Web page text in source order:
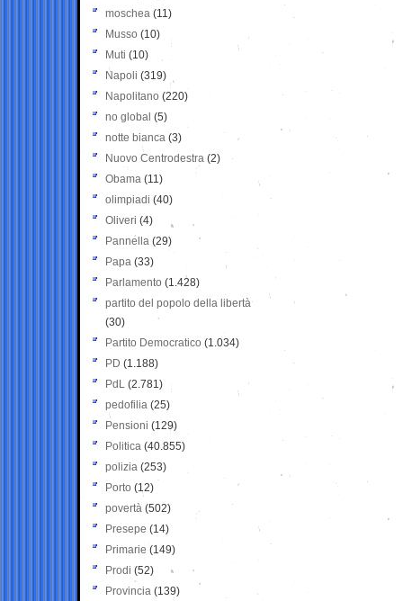
moschea (11)
Musso (10)
Muti (10)
Napoli (319)
Napolitano (220)
no global (5)
notte bianca (3)
Nuovo Centrodestra (2)
Obama (11)
olimpiadi (40)
Oliveri (4)
Pannella (29)
Papa (33)
Parlamento (1.428)
partito del popolo della libertà
(30)
Partito Democratico (1.034)
PD (1.188)
PdL (2.781)
pedofilia (25)
Pensioni (129)
Politica (40.855)
polizia (253)
Porto (12)
povertà (502)
Presepe (14)
Primarie (149)
Prodi (52)
Provincia (139)